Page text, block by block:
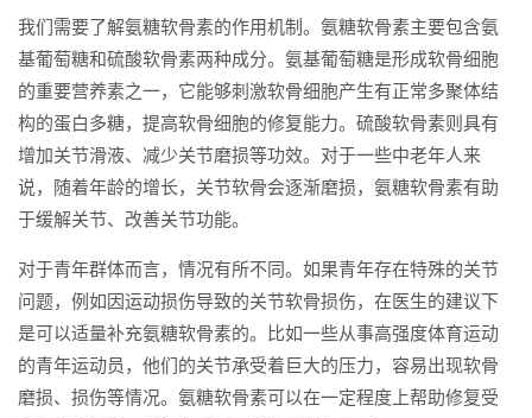
我们需要了解氨糖软骨素的作用机制。氨糖软骨素主要包含氨
基葡萄糖和硫酸软骨素两种成分。氨基葡萄糖是形成软骨细胞
的重要营养素之一，它能够刺激软骨细胞产生有正常多聚体结
构的蛋白多糖，提高软骨细胞的修复能力。硫酸软骨素则具有
增加关节滑液、减少关节磨损等功效。对于一些中老年人来
说，随着年龄的增长，关节软骨会逐渐磨损，氨糖软骨素有助
于缓解关节、改善关节功能。
对于青年群体而言，情况有所不同。如果青年存在特殊的关节
问题，例如因运动损伤导致的关节软骨损伤，在医生的建议下
是可以适量补充氨糖软骨素的。比如一些从事高强度体育运动
的青年运动员，他们的关节承受着巨大的压力，容易出现软骨
磨损、损伤等情况。氨糖软骨素可以在一定程度上帮助修复受